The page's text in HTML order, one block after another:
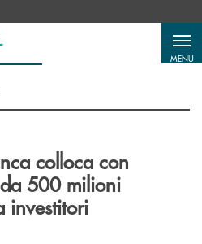
MENU
colloca con
500 milioni
investitori